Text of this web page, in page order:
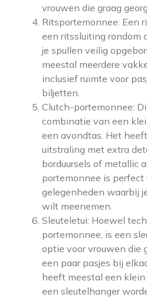
vrouwen die graag
Ritsportemonnee: Een
een ritssluiting rondom
je spullen veilig
meestal meerdere
inclusief ruimte voor
biljetten.
Clutch-portemonnee:
combinatie van een
een avondtas. Het
uitstraling met extra
borduursels of metallic
portemonnee is perfect
gelegenheden waarbij
wilt meenemen.
Sleuteletui: Hoewel
portemonnee, is een
optie voor vrouwen die
een paar pasjes bij
heeft meestal een
een sleutelhanger